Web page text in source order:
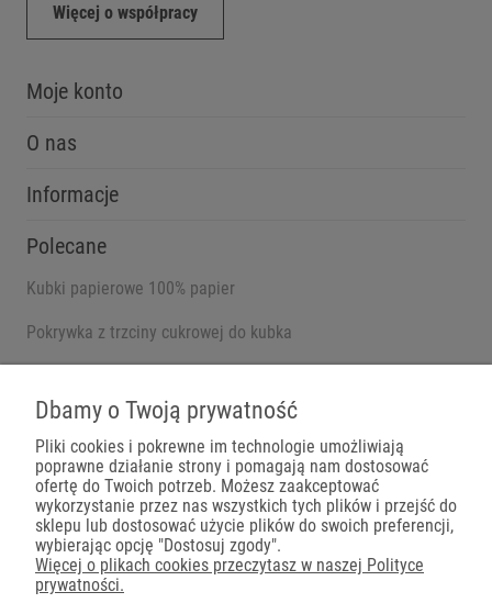
Więcej o współpracy
Moje konto
O nas
Informacje
Polecane
Kubki papierowe 100% papier
Pokrywka z trzciny cukrowej do kubka
Płatności
Dbamy o Twoją prywatność
Pliki cookies i pokrewne im technologie umożliwiają
poprawne działanie strony i pomagają nam dostosować
ofertę do Twoich potrzeb. Możesz zaakceptować
wykorzystanie przez nas wszystkich tych plików i przejść do
sklepu lub dostosować użycie plików do swoich preferencji,
wybierając opcję "Dostosuj zgody".
Więcej o plikach cookies przeczytasz w naszej Polityce
prywatności.